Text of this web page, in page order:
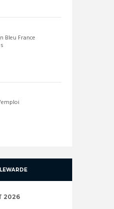
Bleu France
2026